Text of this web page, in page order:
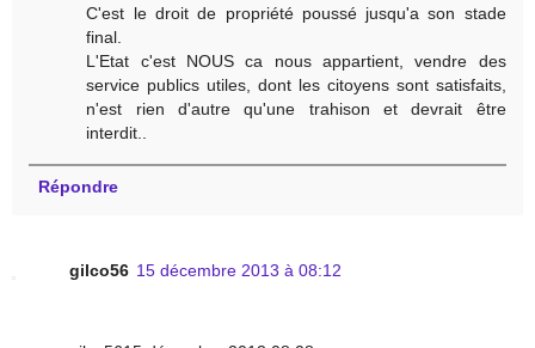
C'est le droit de propriété poussé jusqu'a son stade
final.
L'Etat c'est NOUS ca nous appartient, vendre des
service publics utiles, dont les citoyens sont satisfaits,
n'est rien d'autre qu'une trahison et devrait être
interdit..
Répondre
gilco56 15 décembre 2013 à 08:12